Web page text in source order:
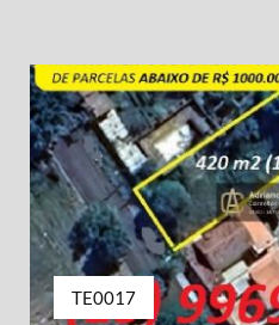
TE0017